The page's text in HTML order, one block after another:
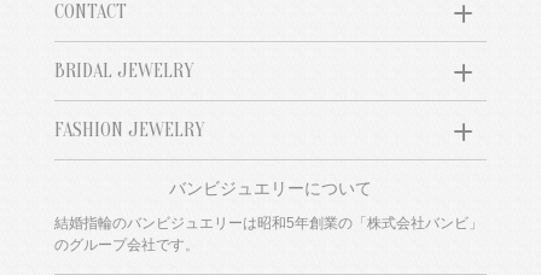
CONTACT
BRIDAL JEWELRY
FASHION JEWELRY
バンビジュエリーについて
結婚指輪のバンビジュエリーは昭和5年創業の「株式会社バンビ」
のグループ会社です。